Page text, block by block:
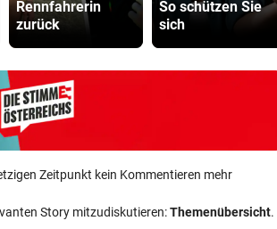
Rennfahrerin
zurück
So schützen Sie
sich
Zeitpunkt kein Kommentieren mehr
Story mitzudiskutieren:Themenübersicht.